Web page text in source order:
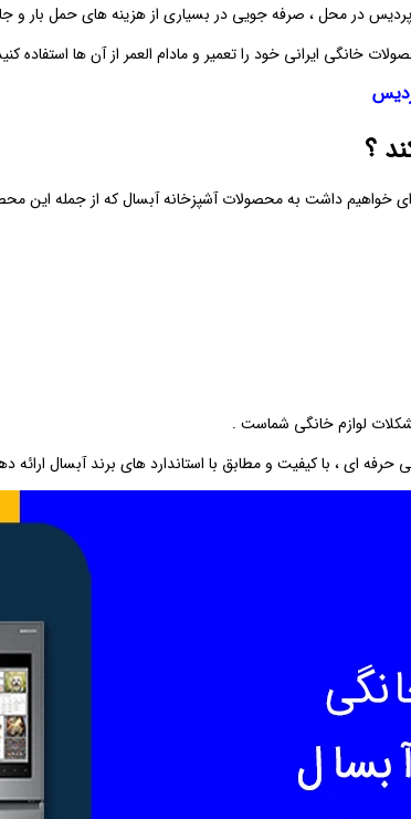
در محل ، صرفه‌ جویی در بسیاری از هزینه‌ های حمل بار و
خانگی ایرانی خود را تعمیر و مادام‌ العمر از آن‌ ها استفاده
؟
ای خواهیم داشت به محصولات آشپزخانه آبسال که از جمله این
لوازم خانگی شماست .
‌ای ، با کیفیت و مطابق با استاندارد های برند آبسال ارائه